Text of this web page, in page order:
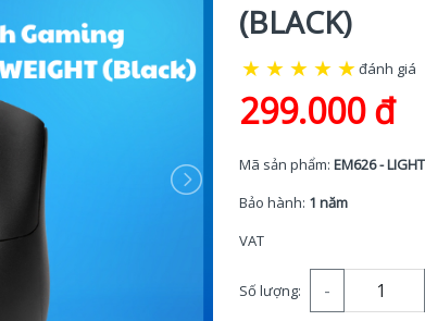
(BLACK)
★ ★ ★ ★ ★đánh giá
299.000 đ
Mã sản phẩm: EM626 -
Bảo hành: 1 năm
VAT
Số lượng: -